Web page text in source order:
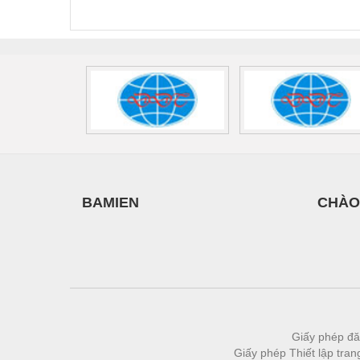
Thiết bị nhà bếp
Thiết bị nhiệt
Thiêt bị PCCC
Thiết bị viễn thông
BAMIEN
Giấy phép
Giấy phép Thiết lập